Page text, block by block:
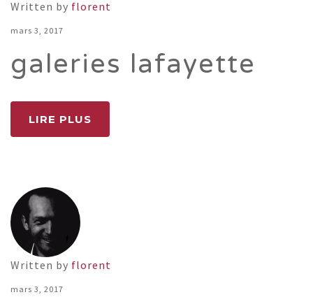
Written by florent
mars 3, 2017
galeries lafayette
LIRE PLUS
Written by florent
mars 3, 2017